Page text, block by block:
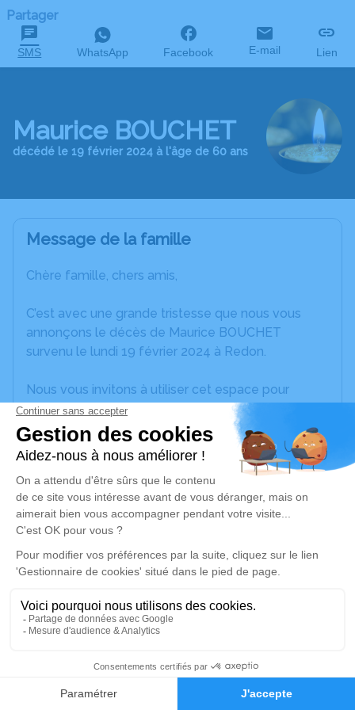
Faire-part Hommages
Partager
SMS WhatsApp Facebook E-mail Lien
Maurice BOUCHET
décédé le 19 février 2024 à l'âge de 60 ans
Message de la famille
Chère famille, chers amis,
C’est avec une grande tristesse que nous vous
annonçons le décès de Maurice BOUCHET
survenu le lundi 19 février 2024 à Redon.
Nous vous invitons à utiliser cet espace pour
laisser vos condoléances, partager des photos
souvenirs, une anecdote ou exprimer vos pensées
à travers des poèmes ou des textes. Cet endroit
est un lieu d'expression dédié à honorer la
mémoire de Maurice BOUCHET.
Un service de plantation d’arbre hommage est
disponible ici.
Je rends hommage
Cérémonie religieuse
Information indisponible